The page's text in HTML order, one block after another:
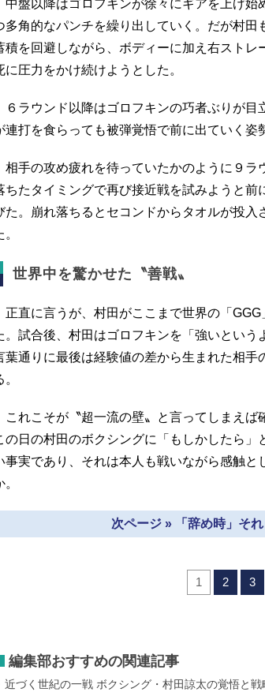
中盤以降はゴロフキンが徐々にギアを上げ始
多角的なパンチを繰り出していく。だが村
積を回避しながら、ボディーに加え右スト
に圧力をかけ続けようとした。
６ラウンド以降はゴロフキンの巧者ぶりが目
連打を食らっても被弾覚悟で前に出ていく姿
相手の攻め疲れを待っていたかのように９ラ
ちたタイミングで再び接近戦を試みようと
た。崩れ落ちるとセコンドからタオルが投
。
世界中を驚かせた〝善戦〟
正直に言うが、村田がここまで世界の「
。試合後、村田はゴロフキンを「強いとい
葉通りに最後は経験値の差から生まれた相
。
これこそが〝超一流の壁〟と言ってしまえば
の日の村田のボクシングに「もしかしたら
事実であり、それは本人も戦いながら感触と
。
次ページ » 「辞め時」それ
1 2 3
編集部おすすめの関連記事
近づく世紀の一戦 ボクシング・村田諒太の覚悟と戦